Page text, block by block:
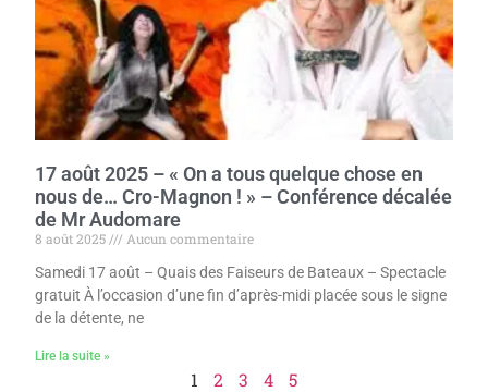
17 août 2025 – « On a tous quelque chose en
nous de… Cro-Magnon ! » – Conférence décalée
de Mr Audomare
8 août 2025
Aucun commentaire
Samedi 17 août – Quais des Faiseurs de Bateaux – Spectacle
gratuit À l’occasion d’une fin d’après-midi placée sous le signe
de la détente, ne
Lire la suite »
1 2 3 4 5